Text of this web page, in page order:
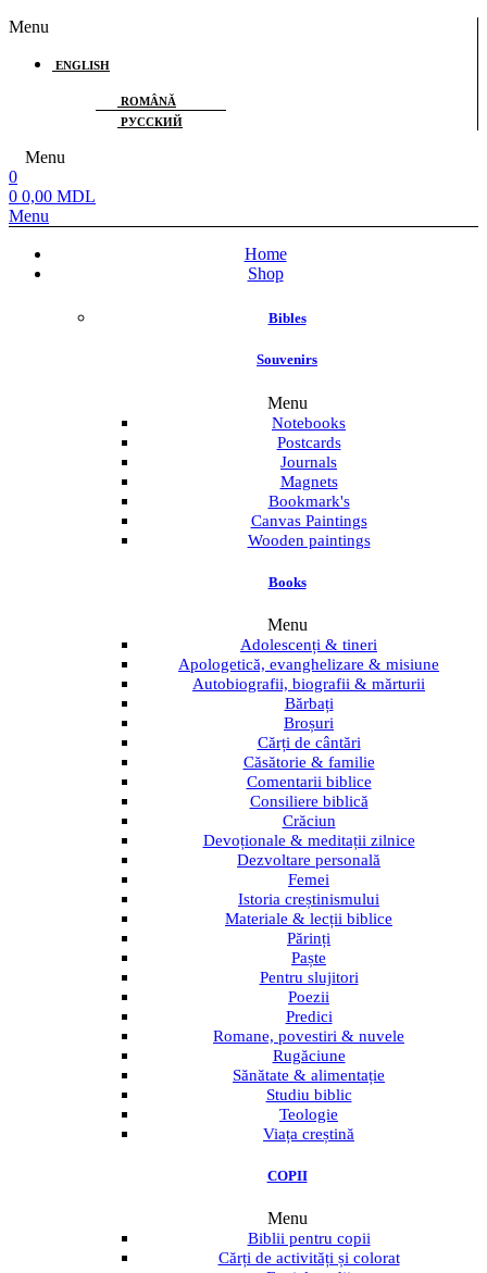
Menu
ENGLISH
ROMÂNĂ
РУССКИЙ
Menu
0
0 0,00 MDL
Menu
Home
Shop
Bibles
Souvenirs
Menu
Notebooks
Postcards
Journals
Magnets
Bookmark's
Canvas Paintings
Wooden paintings
Books
Menu
Adolescenți & tineri
Apologetică, evanghelizare & misiune
Autobiografii, biografii & mărturii
Bărbați
Broșuri
Cărți de cântări
Căsătorie & familie
Comentarii biblice
Consiliere biblică
Crăciun
Devoționale & meditații zilnice
Dezvoltare personală
Femei
Istoria creștinismului
Materiale & lecții biblice
Părinți
Paște
Pentru slujitori
Poezii
Predici
Romane, povestiri & nuvele
Rugăciune
Sănătate & alimentație
Studiu biblic
Teologie
Viața creștină
COPII
Menu
Biblii pentru copii
Cărți de activități și colorat